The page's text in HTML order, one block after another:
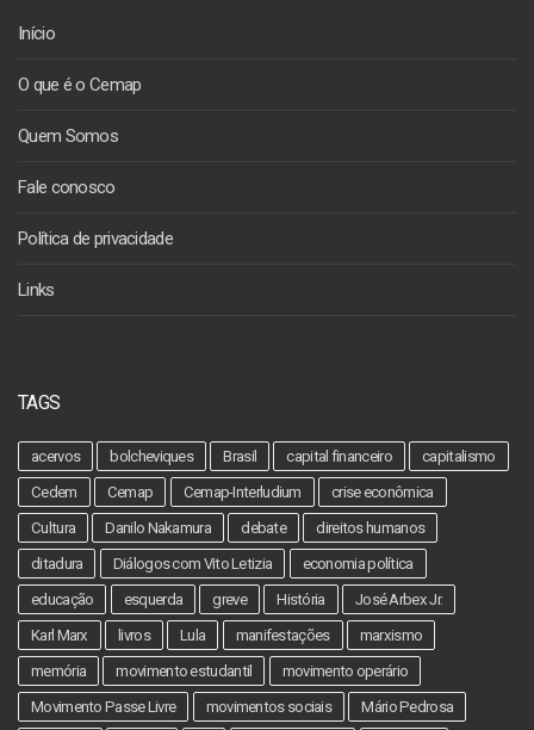
Início
O que é o Cemap
Quem Somos
Fale conosco
Política de privacidade
Links
TAGS
acervos bolcheviques Brasil capital financeiro
capitalismo
Cedem
Cemap Cemap-Interludium
crise econômica
Cultura
Danilo Nakamura debate
direitos humanos
ditadura
Diálogos com Vito Letizia
economia política
educação
esquerda greve História
José Arbex Jr.
Karl Marx
livros Lula manifestações
marxismo
memória
movimento estudantil
movimento operário
Movimento Passe Livre
movimentos sociais Mário Pedrosa